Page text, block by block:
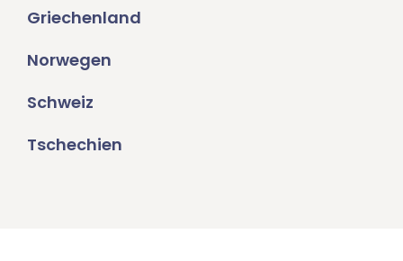
Griechenland
Norwegen
Schweiz
Tschechien